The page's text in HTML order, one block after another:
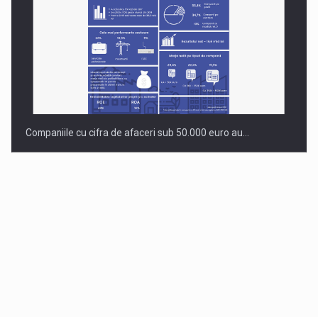
Companiile cu cifra de afaceri sub 50.000 euro au…